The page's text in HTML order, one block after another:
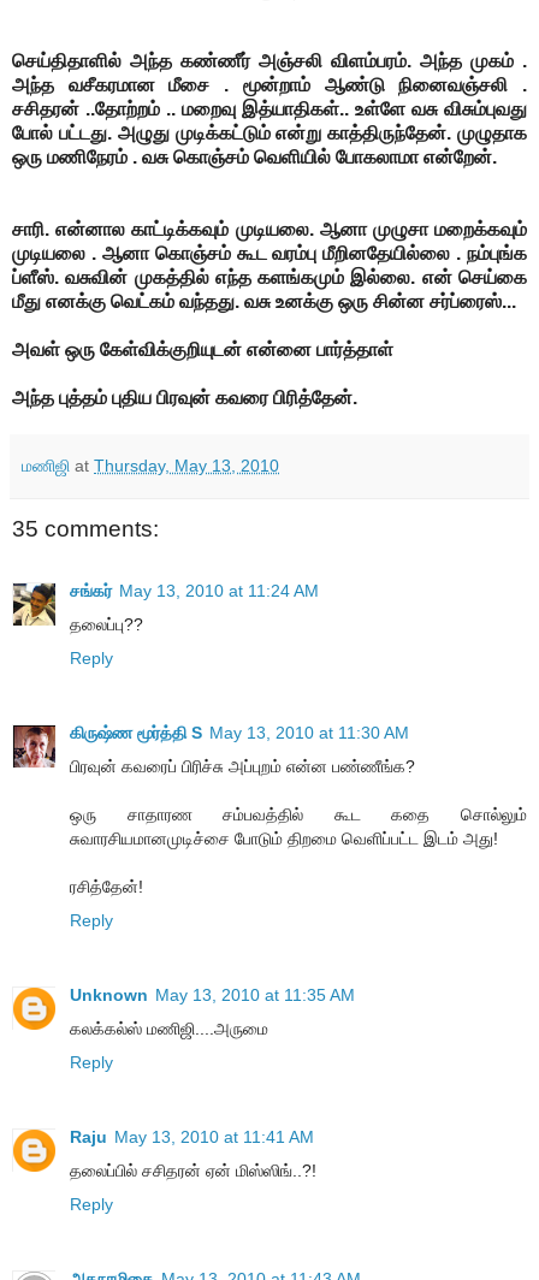
செய்திதாளில் அந்த கண்ணீர் அஞ்சலி விளம்பரம். அந்த முகம் .
அந்த வசீகரமான மீசை . மூன்றாம் ஆண்டு நினைவஞ்சலி .
சசிதரன் ..தோற்றம் .. மறைவு இத்யாதிகள்.. உள்ளே வசு விசும்புவது
போல் பட்டது. அழுது முடிக்கட்டும் என்று காத்திருந்தேன். முழுதாக
ஒரு மணிநேரம் . வசு கொஞ்சம் வெளியில் போகலாமா என்றேன்.
சாரி. என்னால காட்டிக்கவும் முடியலை. ஆனா முழுசா மறைக்கவும்
முடியலை . ஆனா கொஞ்சம் கூட வரம்பு மீறினதேயில்லை . நம்புங்க
ப்ளீஸ்.வசுவின் முகத்தில் எந்த களங்கமும் இல்லை. என் செய்கை
மீது எனக்கு வெட்கம் வந்தது. வசு உனக்கு ஒரு சின்ன சர்ப்ரைஸ்...
அவள் ஒரு கேள்விக்குறியுடன் என்னை பார்த்தாள்
அந்த புத்தம் புதிய பிரவுன் கவரை பிரித்தேன்.
மணிஜி at Thursday, May 13, 2010
35 comments:
சங்கர் May 13, 2010 at 11:24 AM
தலைப்பு??
Reply
கிருஷ்ண மூர்த்தி S May 13, 2010 at 11:30 AM
பிரவுன் கவரைப் பிரிச்சு அப்புறம் என்ன பண்ணீங்க?
ஒரு சாதாரண சம்பவத்தில் கூட கதை சொல்லும்
சுவாரசியமானமுடிச்சை போடும் திறமை வெளிப்பட்ட இடம் அது!
ரசித்தேன்!
Reply
Unknown May 13, 2010 at 11:35 AM
கலக்கல்ஸ் மணிஜி....அருமை
Reply
Raju May 13, 2010 at 11:41 AM
தலைப்பில் சசிதரன் ஏன் மிஸ்ஸிங்..?!
Reply